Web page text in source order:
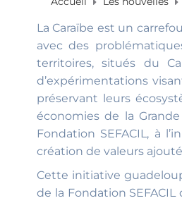
La Caraïbe est un
avec des
territoires, situés du
d’expérimentations
préservant leurs
économies de la
Fondation SEFACIL, à
création de valeurs
Cette initiative
de la Fondation